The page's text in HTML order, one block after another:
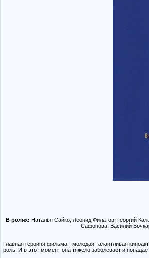
В ролях: Наталья Сайко, Леонид Филатов, Георгий
Сафонова, Василий
Главная героиня фильма - молодая талантливая
роль. И в этот момент она тяжело заболевает и